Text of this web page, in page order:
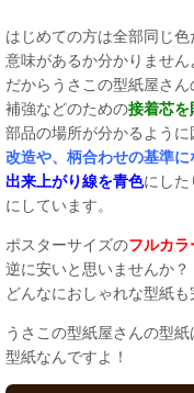
はじめての方は全部同じ
意味があるか分かりません
だからうさこの型紙屋さん
補強などのための接着芯を
部品の場所が分かるように
改造や、柄合わせの基準
出来上がり線を青色にした
にしています。
ポスターサイズのフルカラ
逆に安いと思いませんか？
どんなにおしゃれな型紙
うさこの型紙屋さんの型
型紙なんですよ！